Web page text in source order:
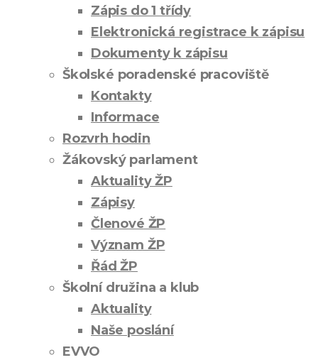
Zápis do 1 třídy
Elektronická registrace k zápisu
Dokumenty k zápisu
Školské poradenské pracoviště
Kontakty
Informace
Rozvrh hodin
Žákovský parlament
Aktuality ŽP
Zápisy
Členové ŽP
Význam ŽP
Řád ŽP
Školní družina a klub
Aktuality
Naše poslání
EVVO